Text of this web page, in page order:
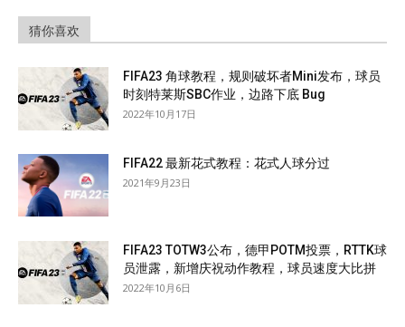
猜你喜欢
FIFA23 角球教程，规则破坏者Mini发布，球员
时刻特莱斯SBC作业，边路下底 Bug
2022年10月17日
FIFA22 最新花式教程：花式人球分过
2021年9月23日
FIFA23 TOTW3公布，德甲POTM投票，RTTK球
员泄露，新增庆祝动作教程，球员速度大比拼
2022年10月6日